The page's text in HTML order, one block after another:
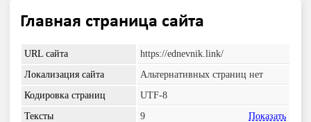
Главная страница сайта
URL сайта
https://ednevnik.link/
Локализация сайта
Альтернативных страниц нет
Кодировка страниц
UTF-8
Тексты
9
Показать